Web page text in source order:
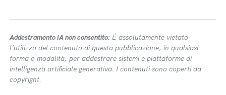
Addestramento IA non consentito: É assolutamente vietato
l’utilizzo del contenuto di questa pubblicazione, in qualsiasi
forma o modalità, per addestrare sistemi e piattaforme di
intelligenza artificiale generativa. I contenuti sono coperti da
copyright.